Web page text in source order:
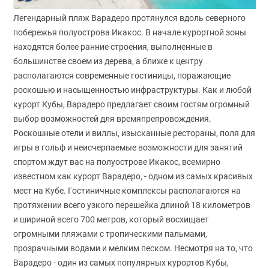
Легендарный пляж Варадеро протянулся вдоль северного
побережья полуострова Икакос. В начале курортной зоны
находятся более ранние строения, выполненные в
большинстве своем из дерева, а ближе к центру
располагаются современные гостиницы, поражающие
роскошью и насыщенностью инфраструктуры. Как и любой
курорт Кубы, Варадеро предлагает своим гостям огромный
выбор возможностей для времяпрепровождения.
Роскошные отели и виллы, изысканные рестораны, поля для
игры в гольф и неисчерпаемые возможности для занятий
спортом ждут вас на полуострове Икакос, всемирно
известном как курорт Варадеро, - одном из самых красивых
мест на Кубе. Гостиничные комплексы располагаются на
протяжении всего узкого перешейка длиной 18 километров
и шириной всего 700 метров, который восхищает
огромными пляжами с тропическими пальмами,
прозрачными водами и мелким песком. Несмотря на то, что
Варадеро - один из самых популярных курортов Кубы,